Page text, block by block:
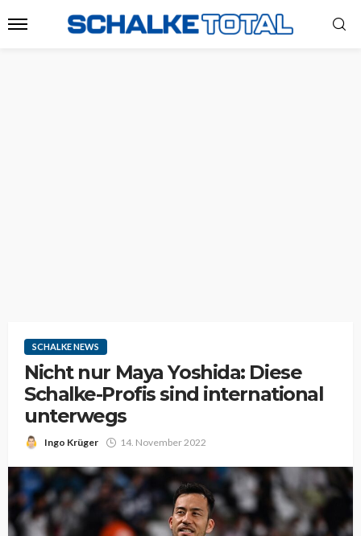
SCHALKE NEWS
Nicht nur Maya Yoshida: Diese
Schalke-Profis sind international
unterwegs
Ingo Krüger 14. November 2022